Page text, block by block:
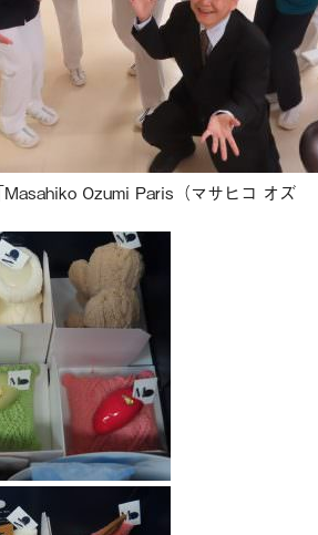
Ozumi Paris（マサヒコ オズ